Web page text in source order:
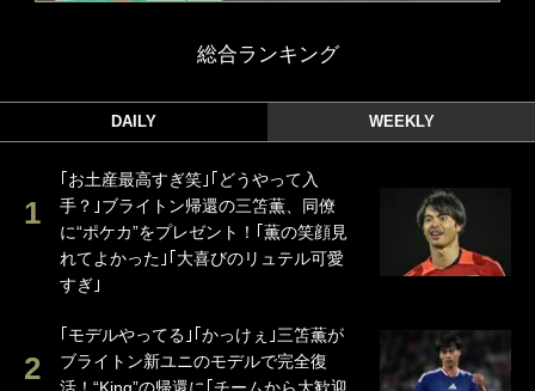
総合ランキング
DAILY WEEKLY
｢お土産最高すぎ笑｣｢どうやって入
手？｣ブライトン帰還の三笘薫、同僚
に“ポケカ”をプレゼント！｢薫の笑顔見
れてよかった｣｢大喜びのリュテル可愛
すぎ｣
｢モデルやってる｣｢かっけぇ｣三笘薫が
ブライトン新ユニのモデルで完全復